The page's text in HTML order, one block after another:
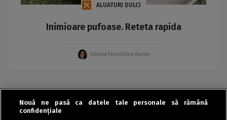
ALUATURI DULCI
Inimioare pufoase. Reteta rapida
Iuliana Florentina Avram
« ‹ › »
Nouă ne pasă ca datele tale personale să rămână
confidențiale